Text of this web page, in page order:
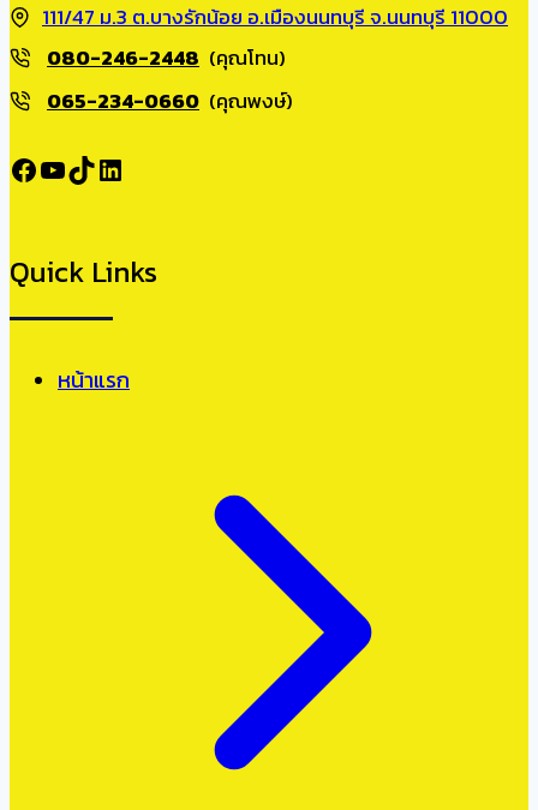
111/47 ม.3 ต.บางรักน้อย อ.เมืองนนทบุรี จ.นนทบุรี 11000
080-246-2448 (คุณโทน)
065-234-0660 (คุณพงษ์)
Facebook
YouTube
TikTokLinkedIn
Quick Links
หน้าแรก